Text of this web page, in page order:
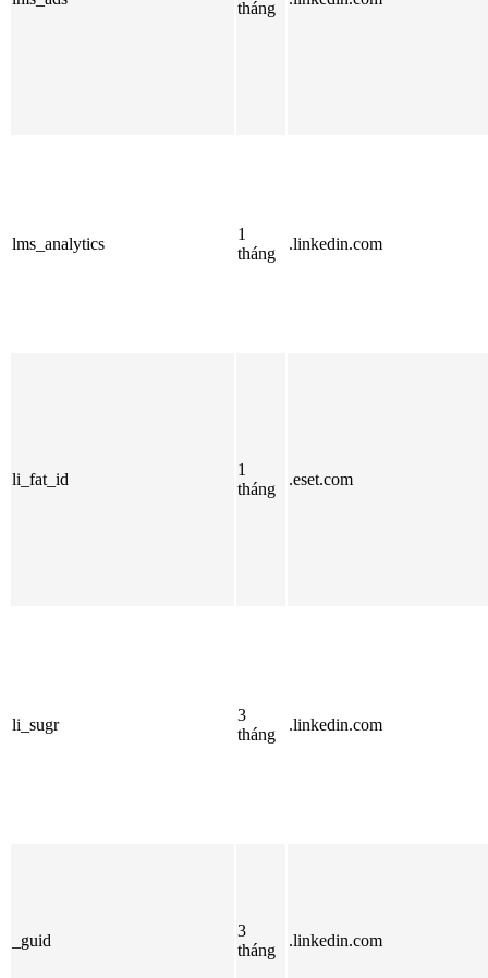
tháng
lms_analytics
1
tháng
.linkedin.com
li_fat_id
1
tháng
.eset.com
li_sugr
3
tháng
.linkedin.com
_guid
3
tháng
.linkedin.com